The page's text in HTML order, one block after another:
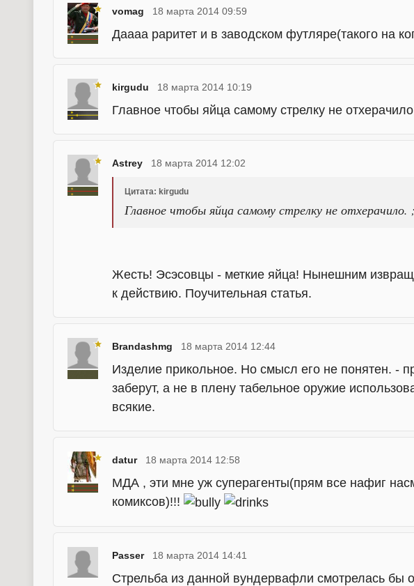
vomag 18 марта 2014 09:59
Даааа раритет и в заводском футляре(такого на
kirgudu 18 марта 2014 10:19
Главное чтобы яйца самому стрелку не
Astrey 18 марта 2014 12:02
Цитата: kirgudu
Главное чтобы яйца самому стрелку не отхерачило.
Жесть! Эсэсовцы - меткие яйца! Нынешним
к действию. Поучительная статья.
Brandashmg 18 марта 2014 12:44
Изделие прикольное. Но смысл его не понятен. -
заберут, а не в плену табельное оружие
всякие.
datur 18 марта 2014 12:58
МДА , эти мне уж суперагенты(прям все нафиг
комиксов)!!!
Passer 18 марта 2014 14:41
Стрельба из данной вундервафли смотрелась бы